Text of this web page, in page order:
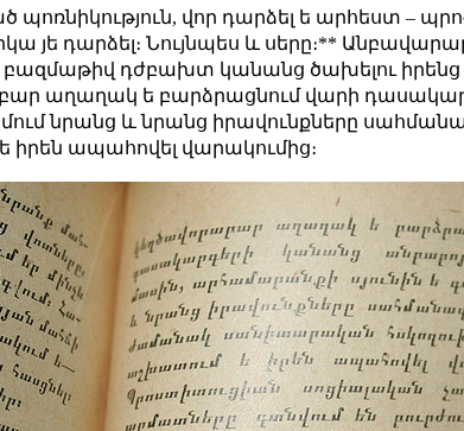
պոռնիկություն, վոր դարձել ե արհեստ –
յե դարձել։ Նույնպես և սերը։**
դժբախտ կանանց ծախելու իրենց
աղաղակ ե բարձրացնում վարի
նրանց և նրանց իրավունքները
իրեն ապահովել վարակումից։